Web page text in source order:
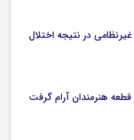
در نتیجه اختلال
هنرمندان آرام گرفت